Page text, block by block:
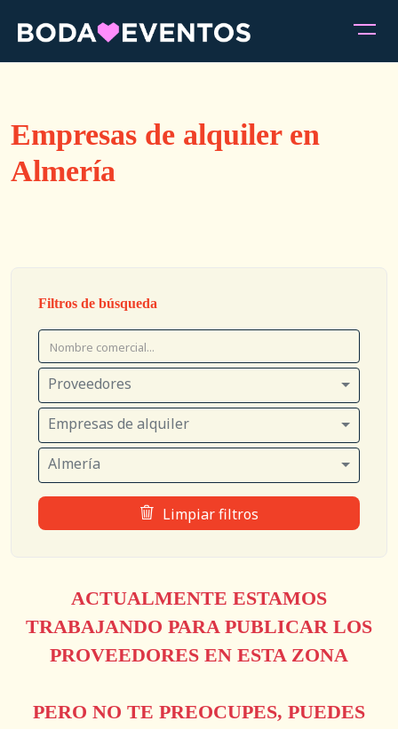
Empresas de alquiler en
Almería
Filtros de búsqueda
Proveedores
Empresas de alquiler
Almería
Limpiar filtros
ACTUALMENTE ESTAMOS
TRABAJANDO PARA PUBLICAR LOS
PROVEEDORES EN ESTA ZONA
PERO NO TE PREOCUPES, PUEDES